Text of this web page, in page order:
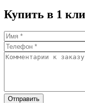
Купить в 1
Отправить